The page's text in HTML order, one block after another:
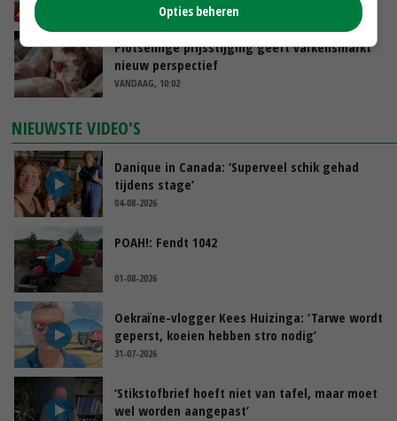
VANDAAG, 10:39
Plotselinge prijsstijging geeft varkensmarkt
nieuw perspectief
VANDAAG, 10:02
NIEUWSTE VIDEO'S
Danique in Canada: ‘Superveel schik gehad
tijdens stage’
04-08-2026
POAH!: Fendt 1042
01-08-2026
Oekraïne-vlogger Kees Huizinga: ‘Tarwe wordt
geperst, koeien hebben stro nodig’
31-07-2026
‘Stikstofbrief hoeft niet van tafel, maar moet
wel worden aangepast’
Opties beheren